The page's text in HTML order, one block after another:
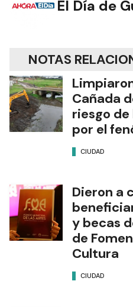
El Día de
NOTAS
Cañada
riesgo
por el
CIUDAD
Dieron a
y becas
de
Cultura
CIUDAD